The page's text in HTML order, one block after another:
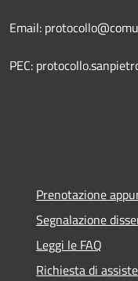
Email:
PEC:
Prenotazione
Segnalazione
Leggi le FAQ
Richiesta di